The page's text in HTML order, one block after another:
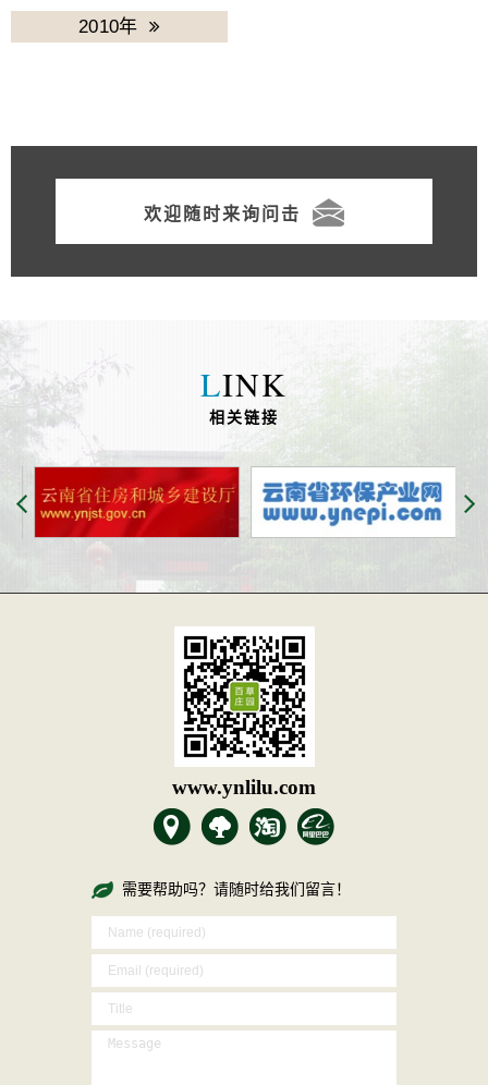
2010年
欢迎随时来询问击
LINK
相关链接
www.ynlilu.com
需要帮助吗？请随时给我们留言！